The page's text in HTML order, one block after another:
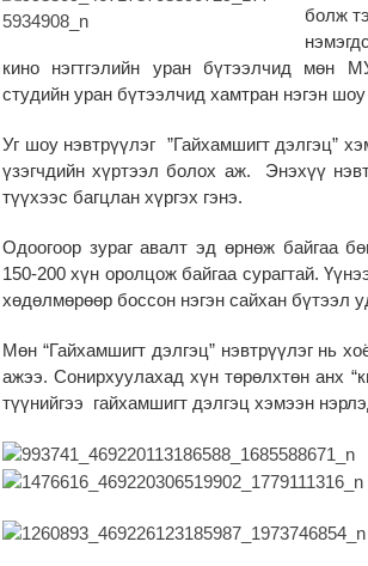
болж
кино нэгтгэлийн уран бүтээлчид мөн
студийн уран бүтээлчид хамтран нэгэн
Уг шоу нэвтрүүлэг ”Гайхамшигт дэлгэц”
үзэгчдийн хүртээл болох аж. Энэхүү
түүхээс багцлан хүргэх гэнэ.
Одоогоор зураг авалт эд өрнөж байгаа
150-200 хүн оролцож байгаа сурагтай.
хөдөлмөрөөр боссон нэгэн сайхан бүтээл
Мөн “Гайхамшигт дэлгэц” нэвтрүүлэг нь
ажээ. Сонирхуулахад хүн төрөлхтөн анх
түүнийгээ гайхамшигт дэлгэц хэмээн